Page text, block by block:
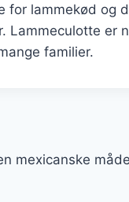
for lammekød og
Lammeculotte er
familier.
mexicanske